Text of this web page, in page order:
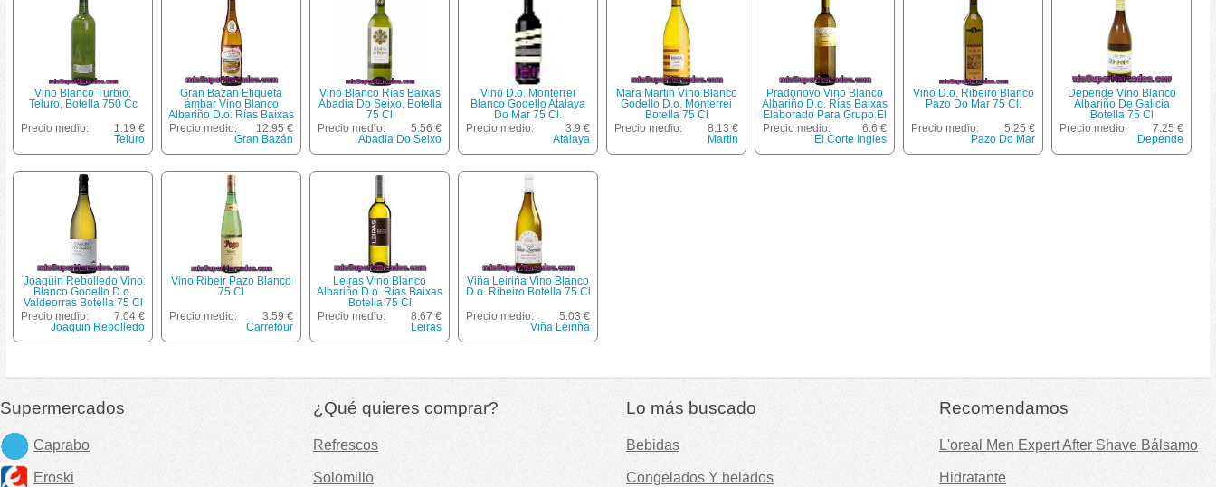
Vino Blanco Turbio,
Teluro, Botella 750 Cc
Precio medio:
1.19 €
Teluro
Gran Bazan Etiqueta
ámbar Vino Blanco
Albariño D.o. Rías Baixas
Botella 75 Cl
Precio medio:
12.95 €
Gran Bazán
Vino Blanco Rías Baixas
Abadia Do Seixo, Botella
75 Cl
Precio medio:
5.56 €
Abadia Do Seixo
Vino D.o. Monterrei
Blanco Godello Atalaya
Do Mar 75 Cl.
Precio medio:
3.9 €
Atalaya
Mara Martin Vino Blanco
Godello D.o. Monterrei
Botella 75 Cl
Precio medio:
8.13 €
Martin
Pradonovo Vino Blanco
Albariño D.o. Rías Baixas
Elaborado Para Grupo El
Corte Inglés Botella 75 Cl
Precio medio:
6.6 €
El Corte Ingles
Vino D.o. Ribeiro Blanco
Pazo Do Mar 75 Cl.
Precio medio:
5.25 €
Pazo Do Mar
Depende Vino Blanco
Albariño De Galicia
Botella 75 Cl
Precio medio:
7.25 €
Depende
Joaquin Rebolledo Vino
Blanco Godello D.o.
Valdeorras Botella 75 Cl
Precio medio:
7.04 €
Joaquin Rebolledo
Vino Ribeir Pazo Blanco
75 Cl
Precio medio:
3.59 €
Carrefour
Leiras Vino Blanco
Albariño D.o. Rías Baixas
Botella 75 Cl
Precio medio:
8.67 €
Leiras
Viña Leiriña Vino Blanco
D.o. Ribeiro Botella 75 Cl
Precio medio:
5.03 €
Viña Leiriña
Supermercados
Caprabo
Eroski
¿Qué quieres comprar?
Refrescos
Solomillo
Lo más buscado
Bebidas
Congelados Y helados
Recomendamos
L'oreal Men Expert After Shave Bálsamo
Hidratante